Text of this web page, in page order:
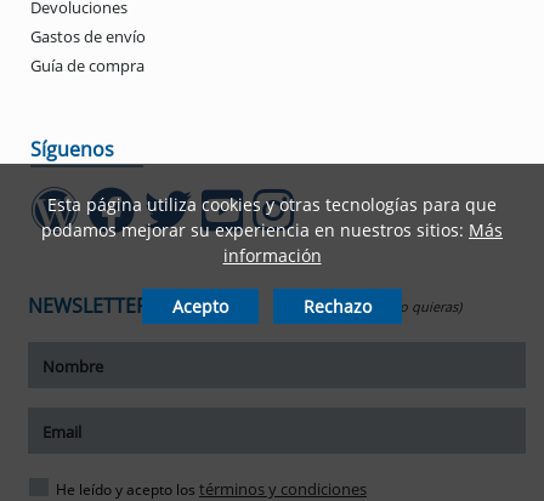
Devoluciones
Gastos de envío
Guía de compra
Síguenos
NEWSLETTER (Date de baja cuando quieras)
He leído y acepto los términos y condiciones
Esta página utiliza cookies y otras tecnologías para que
podamos mejorar su experiencia en nuestros sitios: Más
información
Acepto Rechazo
tamaño del texto
del texto
espaciado del texto